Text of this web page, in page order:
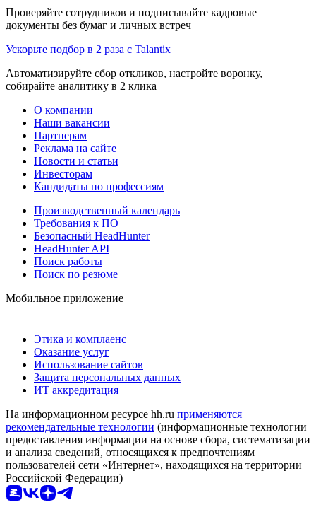
Проверяйте сотрудников и подписывайте кадровые
документы без бумаг и личных встреч
Ускорьте подбор в 2 раза с Talantix
Автоматизируйте сбор откликов, настройте воронку,
собирайте аналитику в 2 клика
О компании
Наши вакансии
Партнерам
Реклама на сайте
Новости и статьи
Инвесторам
Кандидаты по профессиям
Производственный календарь
Требования к ПО
Безопасный HeadHunter
HeadHunter API
Поиск работы
Поиск по резюме
Мобильное приложение
Этика и комплаенс
Оказание услуг
Использование сайтов
Защита персональных данных
ИТ аккредитация
На информационном ресурсе hh.ru применяются
рекомендательные технологии (информационные технологии
предоставления информации на основе сбора, систематизации
и анализа сведений, относящихся к предпочтениям
пользователей сети «Интернет», находящихся на территории
Российской Федерации)